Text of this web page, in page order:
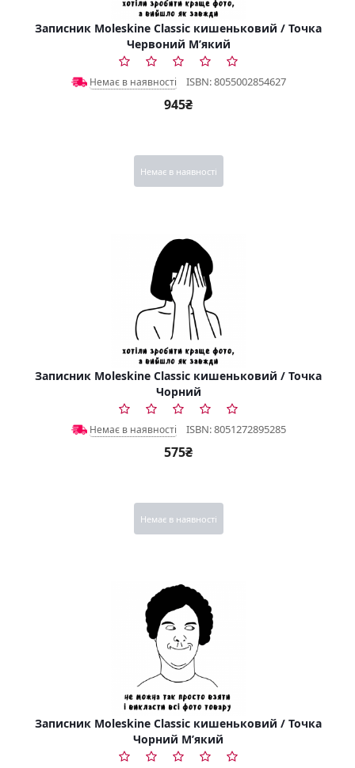
Записник Moleskine Classic кишеньковий / Точка
Червоний М’який
Немає в наявності ISBN: 8055002854627
945₴
Немає в наявності
Записник Moleskine Classic кишеньковий / Точка
Чорний
Немає в наявності ISBN: 8051272895285
575₴
Немає в наявності
Записник Moleskine Classic кишеньковий / Точка
Чорний М’який